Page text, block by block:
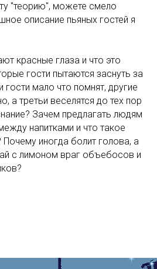
"теорию", можете смело
описание пьяных гостей я
красные глаза и что это
гости пытаются заснуть за
гости мало что помнят, другие
а третьи веселятся до тех пор
Зачем предлагать людям
напитками и что такое
Почему иногда болит голова, а
с лимоном враг объебосов и